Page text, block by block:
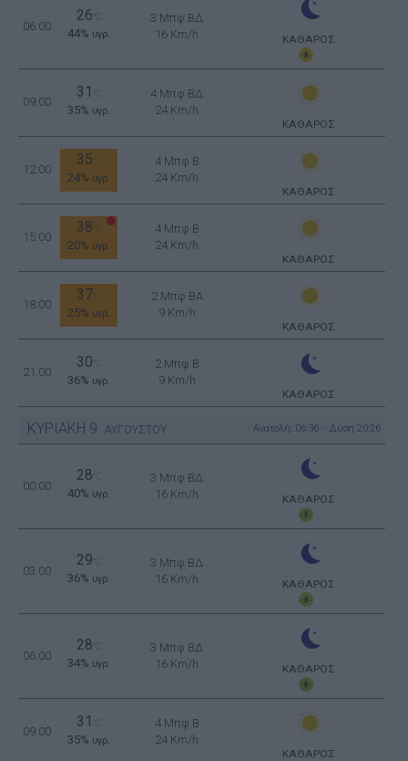
06:00
26
44% υγρ.
3 Μπφ ΒΔ
16 Km/h
ΚΑΘΑΡΟΣ
09:00
31
35% υγρ.
4 Μπφ ΒΔ
24 Km/h
ΚΑΘΑΡΟΣ
12:00
35
24% υγρ.
4 Μπφ B
24 Km/h
ΚΑΘΑΡΟΣ
15:00
38
20% υγρ.
4 Μπφ B
24 Km/h
ΚΑΘΑΡΟΣ
18:00
37
25% υγρ.
2 Μπφ BA
9 Km/h
ΚΑΘΑΡΟΣ
21:00
30
36% υγρ.
2 Μπφ B
9 Km/h
ΚΑΘΑΡΟΣ
ΚΥΡΙΑΚΗ 9 ΑΥΓΟΥΣΤΟΥ Ανατολή: 06:36 - Δύση 20:26
00:00
28
40% υγρ.
3 Μπφ ΒΔ
16 Km/h
ΚΑΘΑΡΟΣ
03:00
29
36% υγρ.
3 Μπφ ΒΔ
16 Km/h
ΚΑΘΑΡΟΣ
06:00
28
34% υγρ.
3 Μπφ ΒΔ
16 Km/h
ΚΑΘΑΡΟΣ
09:00
31
35% υγρ.
4 Μπφ B
24 Km/h
ΚΑΘΑΡΟΣ